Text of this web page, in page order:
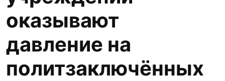
оказывают
давление на
политзаключённых